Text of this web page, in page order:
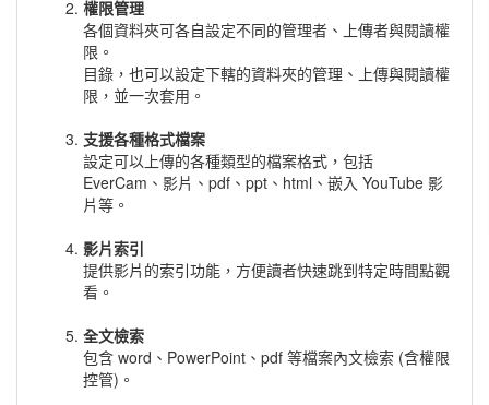
權限管理
各個資料夾可各自設定不同的管理者、上傳者與閱讀權
限。
目錄，也可以設定下轄的資料夾的管理、上傳與閱讀權
限，並一次套用。
支援各種格式檔案
設定可以上傳的各種類型的檔案格式，包括
EverCam、影片、pdf、ppt、html、嵌入 YouTube 影
片等。
影片索引
提供影片的索引功能，方便讀者快速跳到特定時間點觀
看。
全文檢索
包含 word、PowerPoint、pdf 等檔案內文檢索 (含權限
控管)。